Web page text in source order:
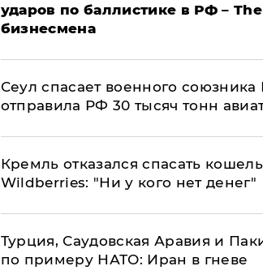
ударов по баллистике в РФ –
бизнесмена
​Сеул спасает военного
отправила РФ 30 тысяч тонн
Кремль отказался спасать
Wildberries: "Ни у кого нет денег"
Турция, Саудовская Аравия и
по примеру НАТО: Иран в гневе